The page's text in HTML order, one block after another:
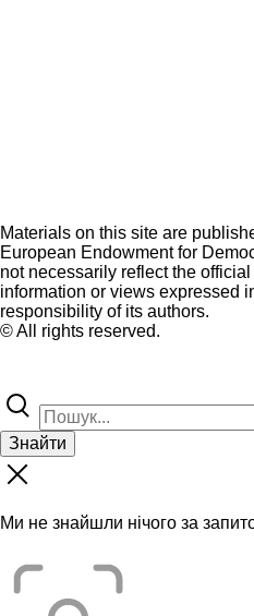
Materials on this site are
European Endowment for
not necessarily reflect the
information or views expressed
responsibility of its authors.
© All rights reserved.
Знайти
Ми не знайшли нічого за